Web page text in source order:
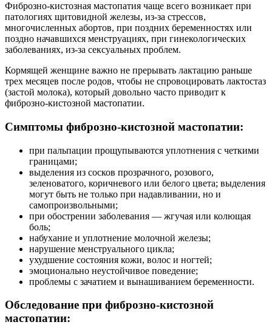
Фиброзно-кистозная мастопатия чаще всего возникает при
патологиях щитовидной железы, из-за стрессов,
многочисленных абортов, при поздних беременностях или
поздно начавшихся менструациях, при гинекологических
заболеваниях, из-за сексуальных проблем.
Кормящей женщине важно не прерывать лактацию раньше
трех месяцев после родов, чтобы не спровоцировать лактостаз
(застой молока), который довольно часто приводит к
фиброзно-кистозной мастопатии.
Симптомы фиброзно-кистозной мастопатии:
при пальпации прощупываются уплотнения с четкими
границами;
выделения из сосков прозрачного, розового,
зеленоватого, коричневого или белого цвета; выделения
могут быть не только при надавливании, но и
самопроизвольными;
при обострении заболевания — жгучая или колющая
боль;
набухание и уплотнение молочной железы;
нарушение менструального цикла;
ухудшение состояния кожи, волос и ногтей;
эмоционально неустойчивое поведение;
проблемы с зачатием и вынашиванием беременности.
Обследование при фиброзно-кистозной
мастопатии: